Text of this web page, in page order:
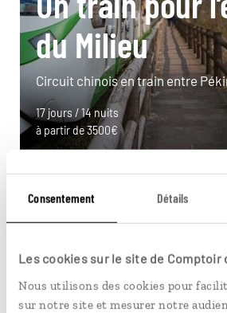
Consentement Détails
Les cookies sur le site de Comptoir
Nous utilisons des cookies pour
sur notre site et mesurer notre
du Milieu
Circuit chinois en train entre
17 jours / 14 nuits
à partir de 3500€
Pour aller